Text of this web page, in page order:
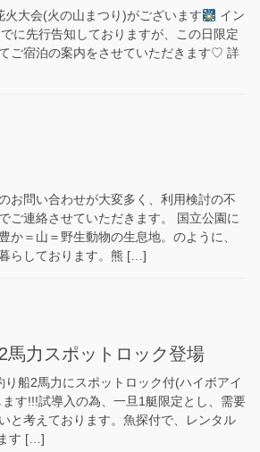
火大会(火の山まつり)がございます
イン
に先行告知しておりますが、この日限定
ご宿泊の案内をさせていただきます♡ 詳
問い合わせが大変多く、利用検討の不
ご連絡させていただきます。 国立公園に
か＝山＝野生動物の生息地。のように、
らしております。熊 […]
馬力スポットロック登場
船2馬力にスポットロック付(ハイボアイ
す!!!試導入の為、一旦1艇限定とし、需要
と考えております。魚探付で、レンタル
す […]